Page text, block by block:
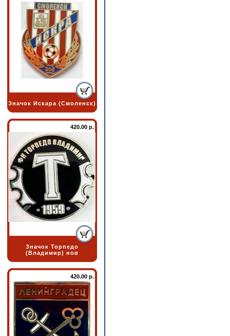
Значок Искара (Смоленск)
420.00 р.
Значок Торпедо
(Владимир) нов
420.00 р.